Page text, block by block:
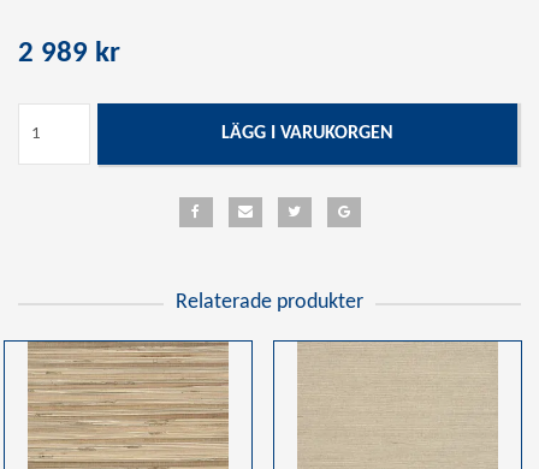
2 989 kr
LÄGG I VARUKORGEN
Relaterade produkter